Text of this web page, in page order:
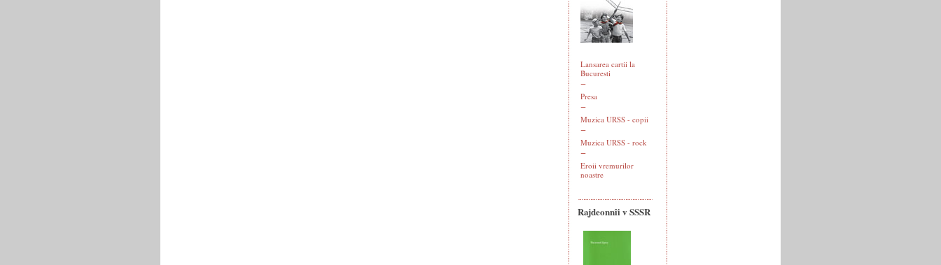
Lansarea cartii la
Bucuresti
Presa
Muzica URSS - copii
Muzica URSS - rock
Eroii vremurilor
noastre
Rajdeonnîi v SSSR